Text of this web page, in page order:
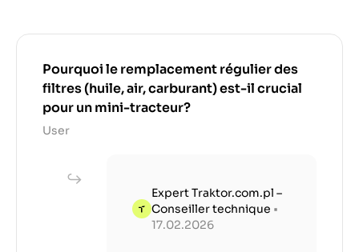
Pourquoi le remplacement régulier des
filtres (huile, air, carburant) est-il crucial
pour un mini-tracteur?
User
Expert Traktor.com.pl –
Conseiller technique •
17.02.2026